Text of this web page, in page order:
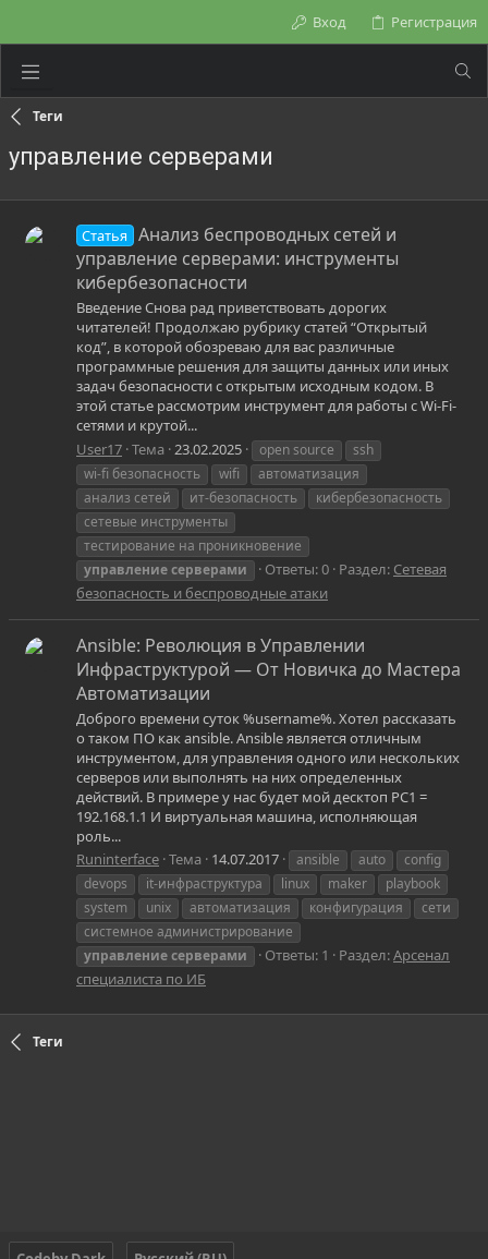
Вход Регистрация
Теги
управление серверами
Статья
Анализ беспроводных сетей и
управление серверами: инструменты
кибербезопасности
Введение Снова рад приветствовать дорогих
читателей! Продолжаю рубрику статей “Открытый
код”, в которой обозреваю для вас различные
программные решения для защиты данных или иных
задач безопасности с открытым исходным кодом. В
этой статье рассмотрим инструмент для работы с Wi-Fi-
сетями и крутой...
User17 Тема 23.02.2025 open source
ssh
wi-fi безопасность
wifi
автоматизация
анализ сетей
ит-безопасность
кибербезопасность
сетевые инструменты
тестирование на проникновение
управлениесерверами Ответы: 0 Раздел: Сетевая
безопасность и беспроводные атаки
Ansible: Революция в Управлении
Инфраструктурой — От Новичка до Мастера
Автоматизации
Доброго времени суток %username%. Хотел рассказать
о таком ПО как ansible. Ansible является отличным
инструментом, для управления одного или нескольких
серверов или выполнять на них определенных
действий. В примере у нас будет мой десктоп PC1 =
192.168.1.1 И виртуальная машина, исполняющая
роль...
Runinterface Тема 14.07.2017 ansible auto
config
devops
it-инфраструктура linux maker
playbook
system
unix автоматизация конфигурация
сети
системное администрирование
управлениесерверами Ответы: 1 Раздел:Арсенал
специалиста по ИБ
Теги